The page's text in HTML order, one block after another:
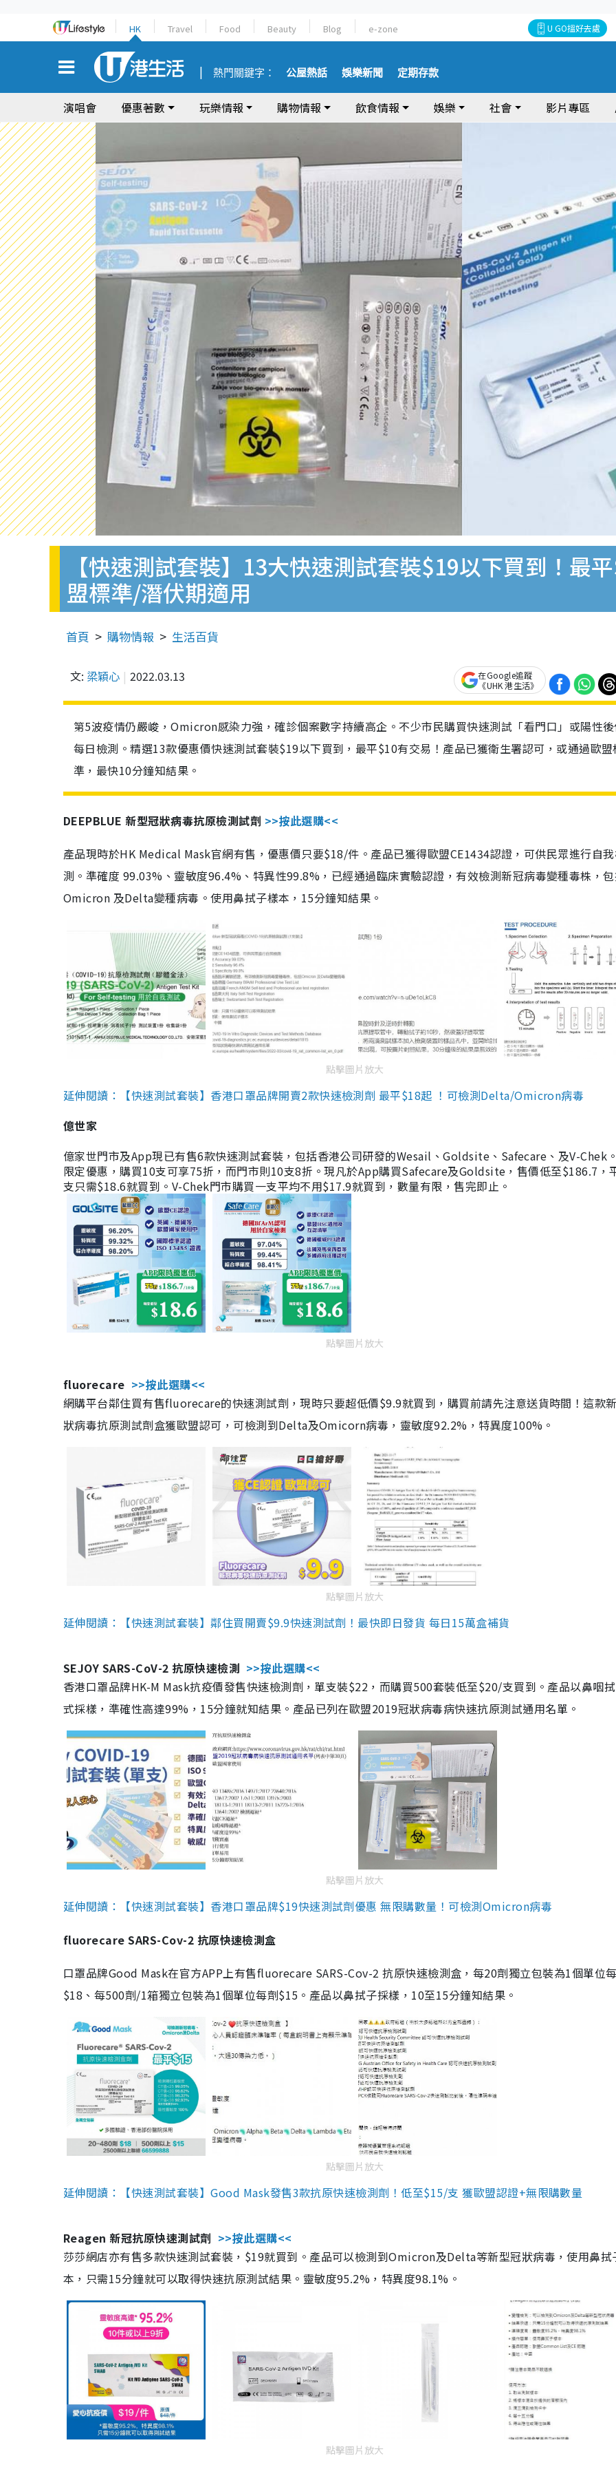
HK Travel Food Beauty Blog e-zone U GO搵好去處
熱門關鍵字： 公屋熱話 娛樂新聞 定期存款
演唱會 優惠著數 玩樂情報 購物情報 飲食情報 娛樂 社會 影片專區
【快速測試套裝】13大快速測試套裝$19以下買到！最
盟標準/潛伏期適用
首頁 購物情報 生活百貨
文: 梁穎心 2022.03.13
在Google追蹤
《UHK 港生活》
第5波疫情仍嚴峻，Omicron感染力強，確診個案數字持續高企。不少市民購買快速測試「看門口」或陽性
每日檢測。精選13款優惠價快速測試套裝$19以下買到，最平$10有交易！產品已獲衛生署認可，或通過歐盟
準，最快10分鐘知結果。
DEEPBLUE 新型冠狀病毒抗原檢測試劑 >>按此選購<<
產品現時於HK Medical Mask官網有售，優惠價只要$18/件。產品已獲得歐盟CE1434認證，可供民眾進行自
測。準確度 99.03%、靈敏度96.4%、特異性99.8%，已經通過臨床實驗認證，有效檢測新冠病毒變種毒株，
Omicron 及Delta變種病毒。使用鼻拭子樣本，15分鐘知結果。
點擊圖片放大
延伸閱讀：【快速測試套裝】香港口罩品牌開賣2款快速檢測劑 最平$18起 ！可檢測Delta/Omicron病毒
億世家
億家世門市及App現已有售6款快速測試套裝，包括香港公司研發的Wesail、Goldsite、Safecare、及V-Chek
限定優惠，購買10支可享75折，而門市則10支8折。現凡於App購買Safecare及Goldsite，售價低至$186.7，
支只需$18.6就買到。V-Chek門市購買一支平均不用$17.9就買到，數量有限，售完即止。
點擊圖片放大
fluorecare >>按此選購<<
網購平台鄰住買有售fluorecare的快速測試劑，現時只要超低價$9.9就買到，購買前請先注意送貨時間！這款
狀病毒抗原測試劑盒獲歐盟認可，可檢測到Delta及Omicorn病毒，靈敏度92.2%，特異度100%。
點擊圖片放大
延伸閱讀：【快速測試套裝】鄰住買開賣$9.9快速測試劑！最快即日發貨 每日15萬盒補貨
SEJOY SARS-CoV-2 抗原快速檢測 >>按此選購<<
香港口罩品牌HK-M Mask抗疫價發售快速檢測劑，單支裝$22，而購買500套裝低至$20/支買到。產品以鼻咽
式採樣，準確性高達99%，15分鐘就知結果。產品已列在歐盟2019冠狀病毒病快速抗原測試通用名單。
點擊圖片放大
延伸閱讀：【快速測試套裝】香港口罩品牌$19快速測試劑優惠 無限購數量！可檢測Omicron病毒
fluorecare SARS-Cov-2 抗原快速檢測盒
口罩品牌Good Mask在官方APP上有售fluorecare SARS-Cov-2 抗原快速檢測盒，每20劑獨立包裝為1個單位
$18、每500劑/1箱獨立包裝為1個單位每劑$15。產品以鼻拭子採樣，10至15分鐘知結果。
點擊圖片放大
延伸閱讀：【快速測試套裝】Good Mask發售3款抗原快速檢測劑！低至$15/支 獲歐盟認證+無限購數量
Reagen 新冠抗原快速測試劑 >>按此選購<<
莎莎網店亦有售多款快速測試套裝，$19就買到。產品可以檢測到Omicron及Delta等新型冠狀病毒，使用鼻拭
本，只需15分鐘就可以取得快速抗原測試結果。靈敏度95.2%，特異度98.1%。
點擊圖片放大